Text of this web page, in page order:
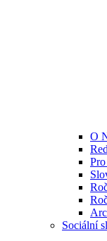
O
Sociální